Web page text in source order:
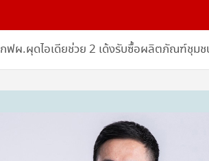
กฟผ.ผุดไอเดียช่วย 2 เด้งรับซื้อผลิตภัณฑ์ชุมช